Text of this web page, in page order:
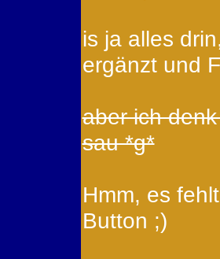
is ja alles
ergänzt und
aber ich
sau *g*
Hmm, es
Button ;)